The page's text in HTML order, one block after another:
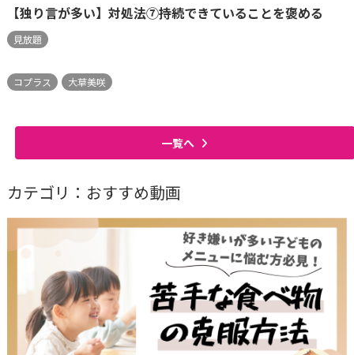
【独り言が多い】対処法⑦持続できていることを褒める
見放題
コプラス 大草美咲
一覧へ
カテゴリ：おすすめ動画